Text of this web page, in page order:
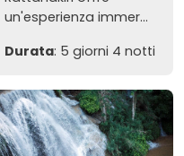
un'esperienza immer...
Durata: 5 giorni 4 notti